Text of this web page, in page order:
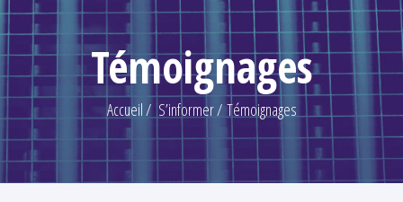
Témoignages
Accueil S’informer Témoignages